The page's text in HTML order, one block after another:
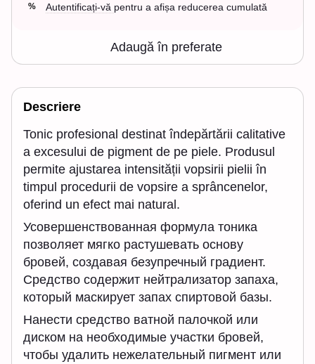
% Autentificați-vă pentru a afișa reducerea cumulată
Adaugă în preferate
Descriere
Tonic profesional destinat îndepărtării calitative
a excesului de pigment de pe piele. Produsul
permite ajustarea intensității vopsirii pielii în
timpul procedurii de vopsire a sprâncenelor,
oferind un efect mai natural.
Усовершенствованная формула тоника
позволяет мягко растушевать основу
бровей, создавая безупречный градиент.
Средство содержит нейтрализатор запаха,
который маскирует запах спиртовой базы.
Нанести средство ватной палочкой или
диском на необходимые участки бровей,
чтобы удалить нежелательный пигмент или